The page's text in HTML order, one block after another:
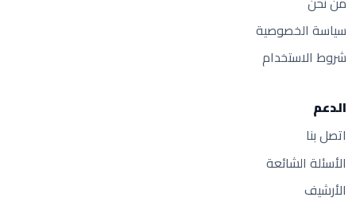
سياسة الخصوصية
شروط الاستخدام
الدعم
اتصل بنا
الأسئلة الشائعة
الأرشيف